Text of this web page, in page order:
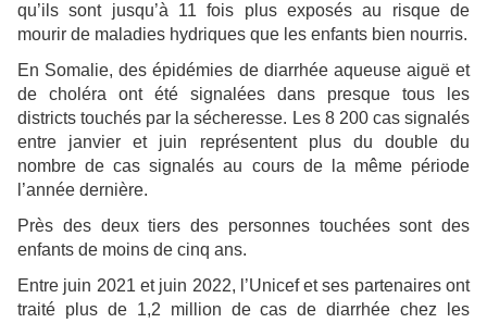
qu’ils sont jusqu’à 11 fois plus exposés au risque de
mourir de maladies hydriques que les enfants bien nourris.
En Somalie, des épidémies de diarrhée aqueuse aiguë et
de choléra ont été signalées dans presque tous les
districts touchés par la sécheresse. Les 8 200 cas signalés
entre janvier et juin représentent plus du double du
nombre de cas signalés au cours de la même période
l’année dernière.
Près des deux tiers des personnes touchées sont des
enfants de moins de cinq ans.
Entre juin 2021 et juin 2022, l’Unicef et ses partenaires ont
traité plus de 1,2 million de cas de diarrhée chez les